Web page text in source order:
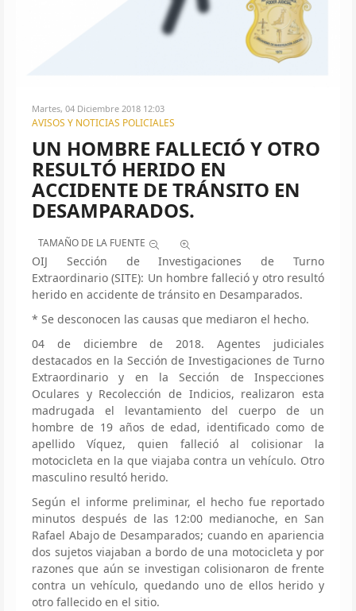
Martes, 04 Diciembre 2018 12:03
AVISOS Y NOTICIAS POLICIALES
UN HOMBRE FALLECIÓ Y OTRO
RESULTÓ HERIDO EN
ACCIDENTE DE TRÁNSITO EN
DESAMPARADOS.
TAMAÑO DE LA FUENTE
OIJ Sección de Investigaciones de Turno
Extraordinario (SITE): Un hombre falleció y otro resultó
herido en accidente de tránsito en Desamparados.
* Se desconocen las causas que mediaron el hecho.
04 de diciembre de 2018. Agentes judiciales
destacados en la Sección de Investigaciones de Turno
Extraordinario y en la Sección de Inspecciones
Oculares y Recolección de Indicios, realizaron esta
madrugada el levantamiento del cuerpo de un
hombre de 19 años de edad, identificado como de
apellido Víquez, quien falleció al colisionar la
motocicleta en la que viajaba contra un vehículo. Otro
masculino resultó herido.
Según el informe preliminar, el hecho fue reportado
minutos después de las 12:00 medianoche, en San
Rafael Abajo de Desamparados; cuando en apariencia
dos sujetos viajaban a bordo de una motocicleta y por
razones que aún se investigan colisionaron de frente
contra un vehículo, quedando uno de ellos herido y
otro fallecido en el sitio.